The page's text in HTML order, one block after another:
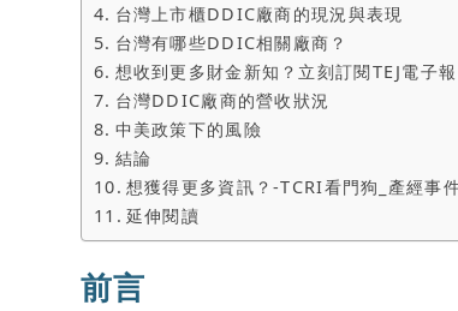
台灣上市櫃DDIC廠商的現況與表現
台灣有哪些DDIC相關廠商？
想收到更多財金新知？立刻訂閱TEJ電子報
台灣DDIC廠商的營收狀況
中美政策下的風險
結論
想獲得更多資訊？-TCRI看門狗_產經事
延伸閱讀
前言